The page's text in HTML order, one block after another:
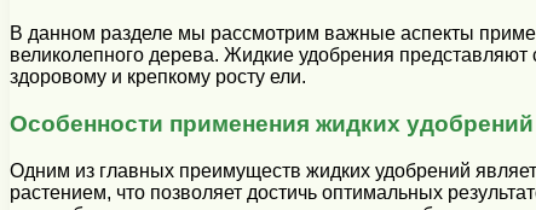
В данном разделе мы рассмотрим важные аспекты
великолепного дерева. Жидкие удобрения
здоровому и крепкому росту ели.
Особенности применения жидких
Одним из главных преимуществ жидких удобрений
растением, что позволяет достичь оптимальных